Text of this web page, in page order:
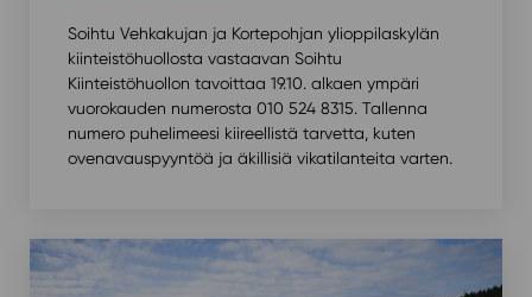
Soihtu Vehkakujan ja Kortepohjan ylioppilaskylän
kiinteistöhuollosta vastaavan Soihtu
Kiinteistöhuollon tavoittaa 19.10. alkaen ympäri
vuorokauden numerosta 010 524 8315. Tallenna
numero puhelimeesi kiireellistä tarvetta, kuten
ovenavauspyyntöä ja äkillisiä vikatilanteita varten.